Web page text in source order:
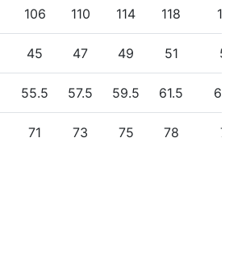
106 110 114 118 122
45 47 49 51 53
55.5 57.5 59.5 61.5 62.5
71 73 75 78 78